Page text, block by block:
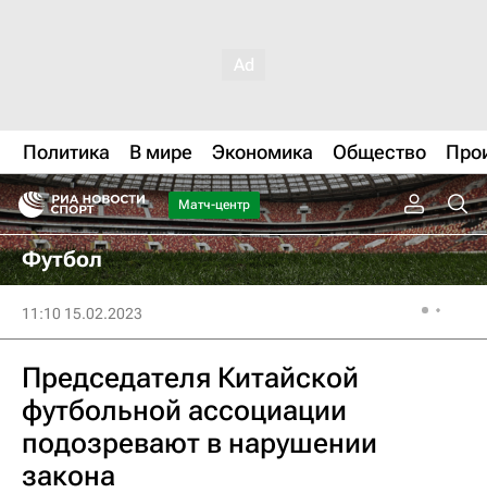
Политика В мире Экономика Общество
Матч-центр
Футбол
11:10 15.02.2023
Председателя Китайской
футбольной ассоциации
подозревают в нарушении
закона